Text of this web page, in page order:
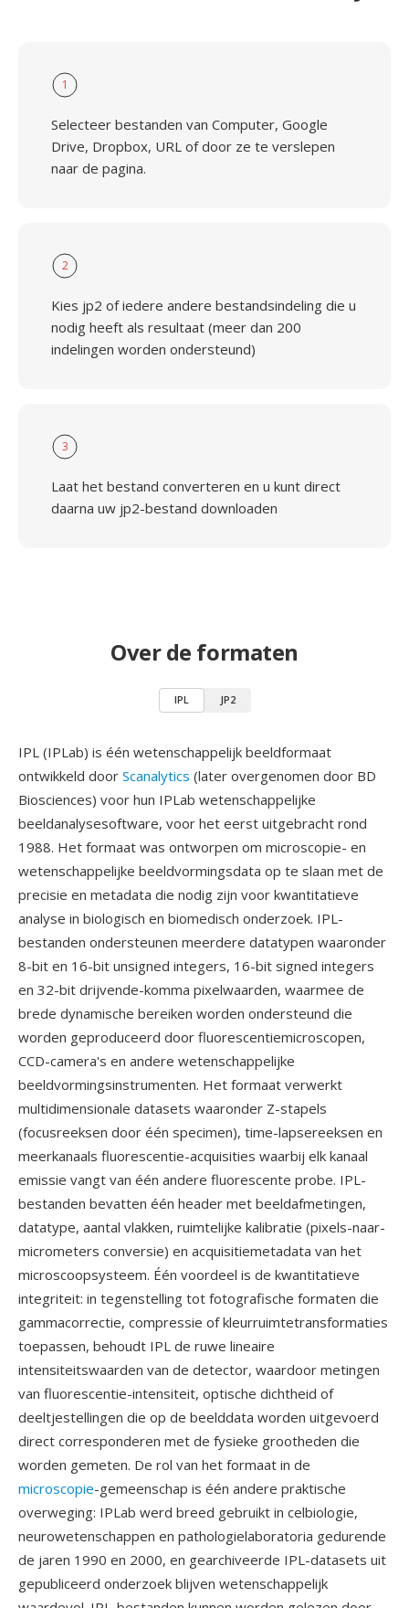
1
Selecteer bestanden van Computer, Google
Drive, Dropbox, URL of door ze te verslepen
naar de pagina.
2
Kies jp2 of iedere andere bestandsindeling die u
nodig heeft als resultaat (meer dan 200
indelingen worden ondersteund)
3
Laat het bestand converteren en u kunt direct
daarna uw jp2-bestand downloaden
Over de formaten
IPL JP2
IPL (IPLab) is één wetenschappelijk beeldformaat
ontwikkeld door Scanalytics (later overgenomen door BD
Biosciences) voor hun IPLab wetenschappelijke
beeldanalysesoftware, voor het eerst uitgebracht rond
1988. Het formaat was ontworpen om microscopie- en
wetenschappelijke beeldvormingsdata op te slaan met de
precisie en metadata die nodig zijn voor kwantitatieve
analyse in biologisch en biomedisch onderzoek. IPL-
bestanden ondersteunen meerdere datatypen waaronder
8-bit en 16-bit unsigned integers, 16-bit signed integers
en 32-bit drijvende-komma pixelwaarden, waarmee de
brede dynamische bereiken worden ondersteund die
worden geproduceerd door fluorescentiemicroscopen,
CCD-camera's en andere wetenschappelijke
beeldvormingsinstrumenten. Het formaat verwerkt
multidimensionale datasets waaronder Z-stapels
(focusreeksen door één specimen), time-lapsereeksen en
meerkanaals fluorescentie-acquisities waarbij elk kanaal
emissie vangt van één andere fluorescente probe. IPL-
bestanden bevatten één header met beeldafmetingen,
datatype, aantal vlakken, ruimtelijke kalibratie (pixels-naar-
micrometers conversie) en acquisitiemetadata van het
microscoopsysteem. Één voordeel is de kwantitatieve
integriteit: in tegenstelling tot fotografische formaten die
gammacorrectie, compressie of kleurruimtetransformaties
toepassen, behoudt IPL de ruwe lineaire
intensiteitswaarden van de detector, waardoor metingen
van fluorescentie-intensiteit, optische dichtheid of
deeltjestellingen die op de beelddata worden uitgevoerd
direct corresponderen met de fysieke grootheden die
worden gemeten. De rol van het formaat in de
microscopie-gemeenschap is één andere praktische
overweging: IPLab werd breed gebruikt in celbiologie,
neurowetenschappen en pathologielaboratoria gedurende
de jaren 1990 en 2000, en gearchiveerde IPL-datasets uit
gepubliceerd onderzoek blijven wetenschappelijk